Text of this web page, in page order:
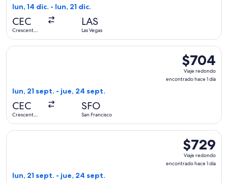
lun, 14 dic. - lun, 21 dic.
CEC
Crescent
LAS
Las Vegas
$704
Viaje
redondo,
$704
Viaje redondo
encontrado hace 1 día
lun, 21 sept. - jue, 24 sept.
CEC
Crescent
SFO
San Francisco
Seleccionar vuelo de Advanced Air, con salida el lun, 21
$729
Viaje
redondo,
$729
Viaje redondo
encontrado hace 1 día
lun, 21 sept. - jue, 24 sept.
Seleccionar vuelo de Advanced Air, con salida el lun, 21